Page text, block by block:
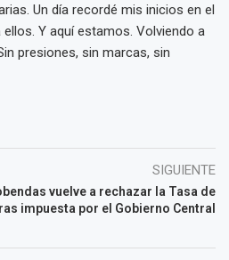
Un día recordé mis inicios en el
Y aquí estamos. Volviendo a
presiones, sin marcas, sin
SIGUIENTE
vuelve a rechazar la Tasa de
impuesta por el Gobierno Central